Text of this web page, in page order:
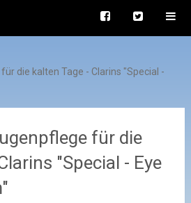
die kalten Tage - Clarins "Special -
für die
"Special - Eye